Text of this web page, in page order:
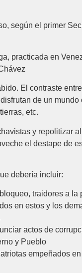
según el primer
practicada en
El contraste
de un mundo
etc.
y repolitizar
el destape de
debería incluir:
traidores a la
en estos y los
actos de
y Pueblo
empeñados